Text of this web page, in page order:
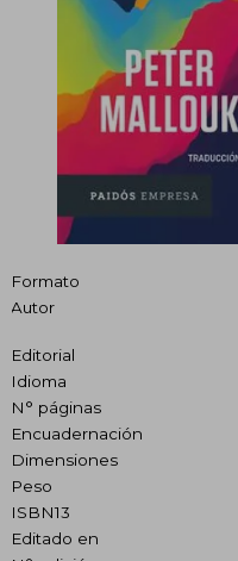
Formato
Autor
Editorial
Idioma
N° páginas
Encuadernación
Dimensiones
Peso
ISBN13
Editado en